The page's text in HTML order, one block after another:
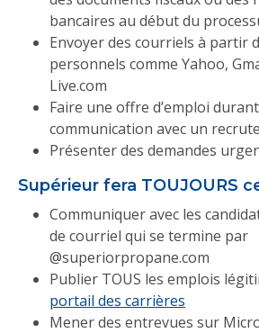
bancaires au début du
Envoyer des courriels à partir
personnels comme Yahoo,
Live.com
Faire une offre d’emploi
communication avec un
Présenter des demandes
Supérieur fera TOUJOURS
Communiquer avec les
de courriel qui se termine par
@superiorpropane.com
Publier TOUS les emplois
portail des carrières
Mener des entrevues sur